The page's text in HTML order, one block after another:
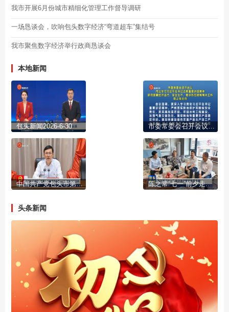
我市开展6月份城市精细化管理工作督导调研
一场恳谈会，吹响包头数字经济“弯道超车”集结号
我市聚焦数字经济举行政商恳谈会
本地新闻
包头新闻2026-6-30 市委常委会召开会议 传达学习习近平总书记近期重要讲话精神 研究部署经济运行、安全生产、意识形态领域有关工作 陈之常主持
中国共产党包头市第十三届委员会第十二次全体会议召开 陈之常“七一”前夕走访慰问党员代表
头条新闻